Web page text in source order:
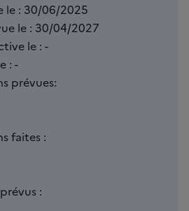
le : 30/06/2025
le : 30/04/2027
le : -
: -
prévues:
faites :
: